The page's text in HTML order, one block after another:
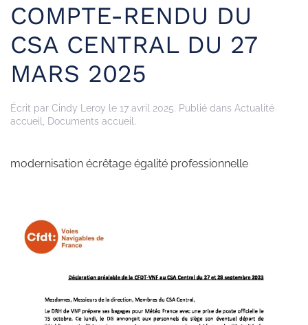
COMPTE-RENDU DU
CSA CENTRAL DU 27
MARS 2025
Écrit par Cindy Leroy le 17 avril 2025. Publié dans Actualité
accueil
Documents accueil.
modernisation écrêtage égalité professionnelle